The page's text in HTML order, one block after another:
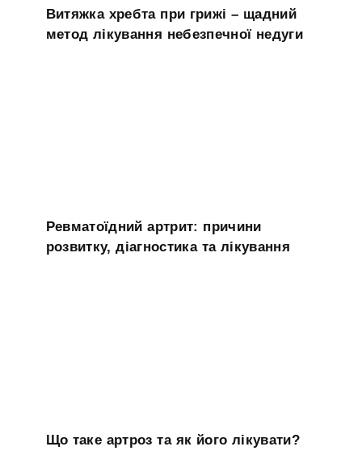
Витяжка хребта при грижі – щадний
метод лікування небезпечної недуги
Ревматоїдний артрит: причини
розвитку, діагностика та лікування
Що таке артроз та як його лікувати?